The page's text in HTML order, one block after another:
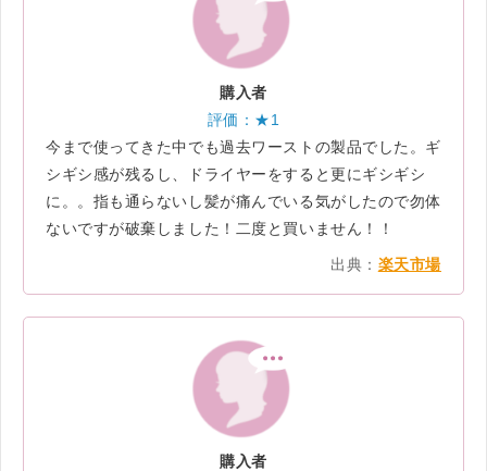
購入者
評価：★1
今まで使ってきた中でも過去ワーストの製品でした。ギ
シギシ感が残るし、ドライヤーをすると更にギシギシ
に。。指も通らないし髪が痛んでいる気がしたので勿体
ないですが破棄しました！二度と買いません！！
出典： 楽天市場
購入者